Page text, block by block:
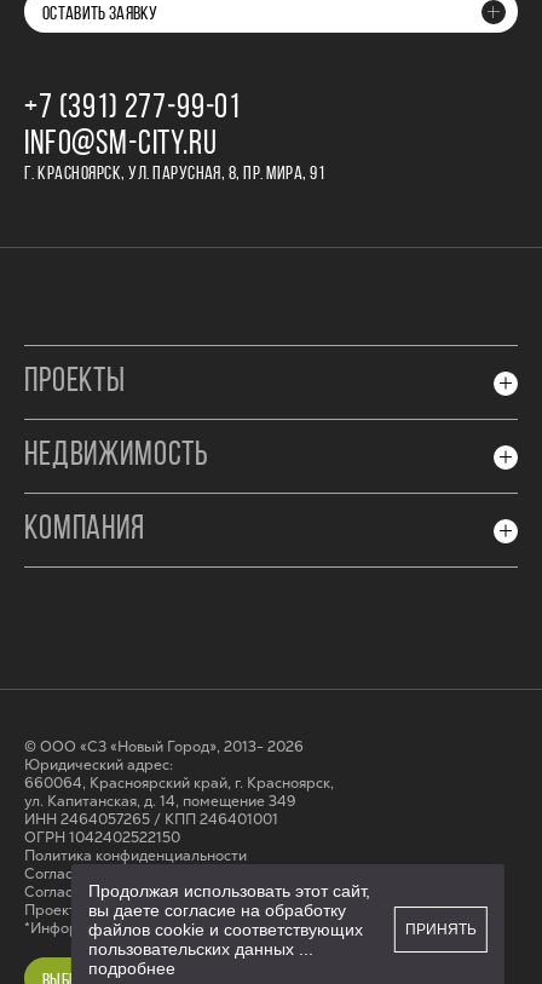
ОСТАВИТЬ ЗАЯВКУ
+7 (391) 277‒99‒01
INFO@SM-CITY.RU
Г. КРАСНОЯРСК, УЛ. ПАРУСНАЯ, 8, ПР. МИРА, 91
ПРОЕКТЫ
НЕДВИЖИМОСТЬ
КОМПАНИЯ
© ООО «СЗ «Новый Город», 2013- 2026
Юридический адрес:
660064, Красноярский край, г. Красноярск,
ул. Капитанская, д. 14, помещение 349
ИНН 2464057265 / КПП 246401001
ОГРН 1042402522150
Политика конфиденциальности
Согласие на обработку персональных данных
Cогласие на получение рассылки
Проектные декларации на сайте наш.дом.рф
*Информация на сайте не является публичной офертой
Продолжая использовать этот сайт,
вы даете согласие на обработку
файлов cookie и соответствующих
пользовательских данных
подробнее
ПРИНЯТЬ